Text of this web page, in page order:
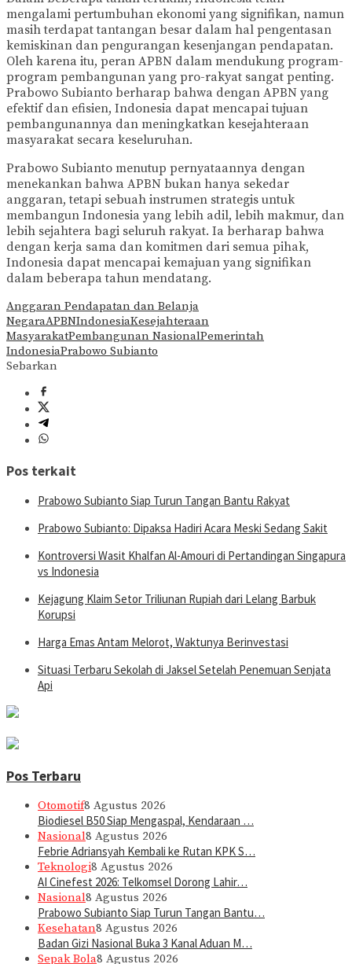
mengalami pertumbuhan ekonomi yang signifikan, namun
masih terdapat tantangan besar dalam hal pengentasan
kemiskinan dan pengurangan kesenjangan pendapatan.
Oleh karena itu, peran APBN dalam mendukung program-
program pembangunan yang pro-rakyat sangat penting.
Prabowo Subianto berharap bahwa dengan APBN yang
efektif dan efisien, Indonesia dapat mencapai tujuan
pembangunannya dan meningkatkan kesejahteraan
masyarakat secara keseluruhan.
Prabowo Subianto menutup pernyataannya dengan
menekankan bahwa APBN bukan hanya sekedar
anggaran, tetapi sebuah instrumen strategis untuk
membangun Indonesia yang lebih adil, lebih makmur, dan
lebih sejahtera bagi seluruh rakyat. Ia berharap bahwa
dengan kerja sama dan komitmen dari semua pihak,
Indonesia dapat mencapai kemajuan yang signifikan
dalam beberapa tahun mendatang.
Anggaran Pendapatan dan Belanja
NegaraAPBNIndonesiaKesejahteraan
MasyarakatPembangunan NasionalPemerintah
IndonesiaPrabowo Subianto
Sebarkan
Pos terkait
Prabowo Subianto Siap Turun Tangan Bantu Rakyat
Prabowo Subianto: Dipaksa Hadiri Acara Meski Sedang Sakit
Kontroversi Wasit Khalfan Al-Amouri di Pertandingan Singapura
vs Indonesia
Kejagung Klaim Setor Triliunan Rupiah dari Lelang Barbuk
Korupsi
Harga Emas Antam Melorot, Waktunya Berinvestasi
Situasi Terbaru Sekolah di Jaksel Setelah Penemuan Senjata
Api
Pos Terbaru
Otomotif8 Agustus 2026
Biodiesel B50 Siap Mengaspal, Kendaraan …
Nasional8 Agustus 2026
Febrie Adriansyah Kembali ke Rutan KPK S…
Teknologi8 Agustus 2026
AI Cinefest 2026: Telkomsel Dorong Lahir…
Nasional8 Agustus 2026
Prabowo Subianto Siap Turun Tangan Bantu…
Kesehatan8 Agustus 2026
Badan Gizi Nasional Buka 3 Kanal Aduan M…
Sepak Bola8 Agustus 2026